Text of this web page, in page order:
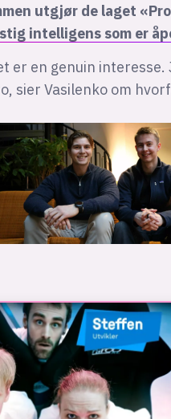
utgjør de laget
intelligens som er
er en genuin
sier Vasilenko om